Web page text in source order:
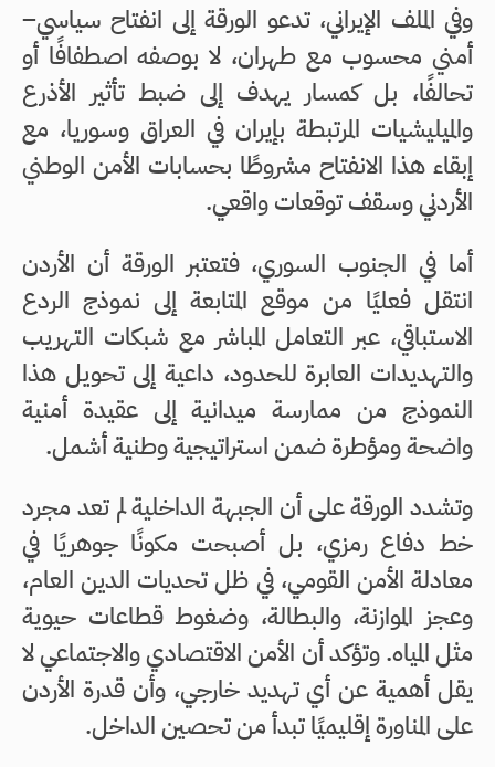
وفي الملف الإيراني، تدعو الورقة إلى انفتاح سياسي–
أمني محسوب مع طهران، لا بوصفه اصطفافًا أو
تحالفًا، بل كمسار يهدف إلى ضبط تأثير الأذرع
والميليشيات المرتبطة بإيران في العراق وسوريا، مع
إبقاء هذا الانفتاح مشروطًا بحسابات الأمن الوطني
الأردني وسقف توقعات واقعي.
أما في الجنوب السوري، فتعتبر الورقة أن الأردن
انتقل فعليًا من موقع المتابعة إلى نموذج الردع
الاستباقي، عبر التعامل المباشر مع شبكات التهريب
والتهديدات العابرة للحدود، داعية إلى تحويل هذا
النموذج من ممارسة ميدانية إلى عقيدة أمنية
واضحة ومؤطرة ضمن استراتيجية وطنية أشمل.
وتشدد الورقة على أن الجبهة الداخلية لم تعد مجرد
خط دفاع رمزي، بل أصبحت مكونًا جوهريًا في
معادلة الأمن القومي، في ظل تحديات الدين العام،
وعجز الموازنة، والبطالة، وضغوط قطاعات حيوية
مثل المياه. وتؤكد أن الأمن الاقتصادي والاجتماعي لا
يقل أهمية عن أي تهديد خارجي، وأن قدرة الأردن
على المناورة إقليميًا تبدأ من تحصين الداخل.